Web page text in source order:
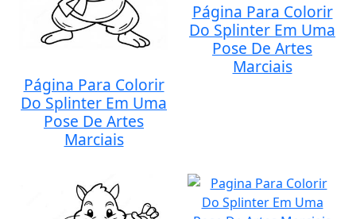
Página Para Colorir
Do Splinter Em Uma
Pose De Artes
Marciais
Página Para Colorir
Do Splinter Em Uma
Pose De Artes
Marciais